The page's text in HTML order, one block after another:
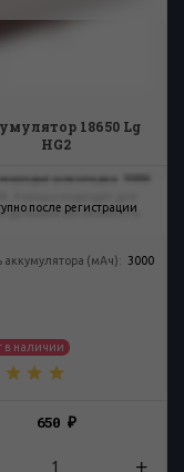
18650 Lg
HG2
после регистрации
шоколадка. 3000
важна автономность.
аккумулятора (мАч): 3000
в наличии
650 ₽